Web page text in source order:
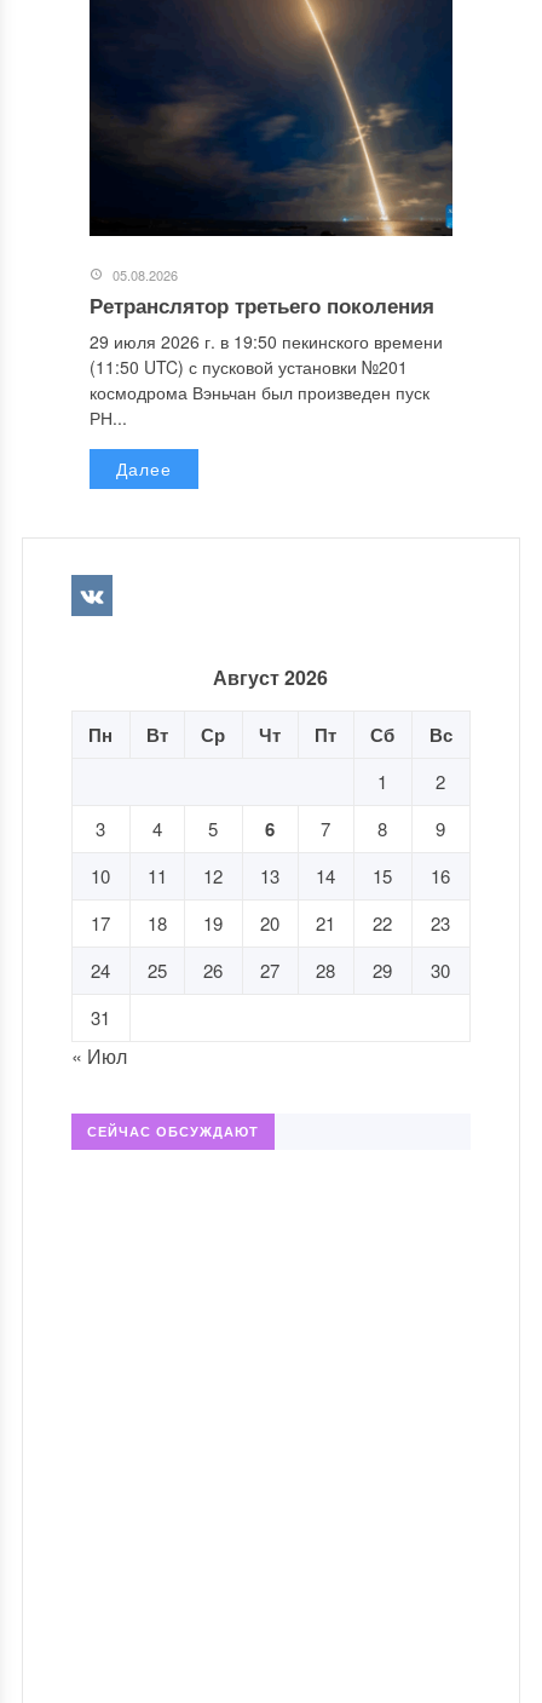
05.08.2026
Ретранслятор третьего поколения
29 июля 2026 г. в 19:50 пекинского времени
(11:50 UTC) с пусковой установки №201
космодрома Вэньчан был произведен пуск
РН...
Далее
Август 2026
Пн Вт Ср Чт Пт Сб Вс
1
2
3
4 5 6 7 8
9
10
11 12 13 14 15
16
17
18 19 20 21 22
23
24
25 26 27 28 29
30
31
« Июл
СЕЙЧАС ОБСУЖДАЮТ